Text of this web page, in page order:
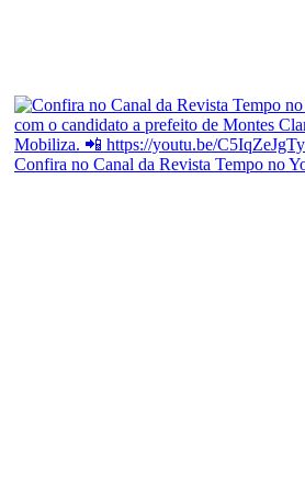
Confira no Canal da Revista Tempo no